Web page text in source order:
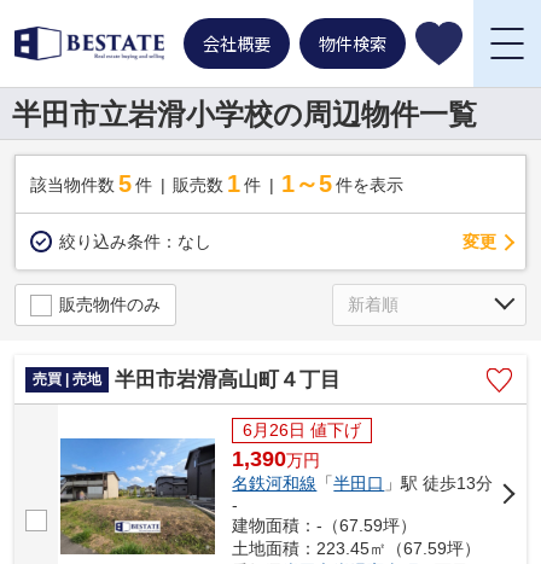
会社概要 物件検索
半田市立岩滑小学校の周辺物件一覧
該当物件数 5件 販売数 1 件 1～5 件を表示
絞り込み条件： なし 変更
販売物件のみ
売買 | 売地 半田市岩滑高山町４丁目
6月26日 値下げ
1,390万円
名鉄河和線 「半田口 」駅 徒歩13分
-
建物面積：-（67.59坪）
土地面積：223.45㎡（67.59坪）